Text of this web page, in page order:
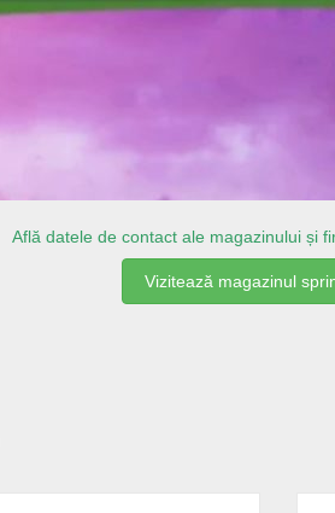
Află datele de contact ale magazinului și
Vizitează magazinul